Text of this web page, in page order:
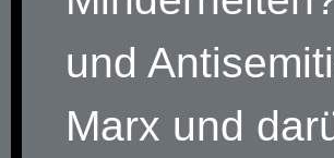
und
Marx und